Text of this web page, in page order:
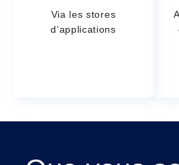
Via les stores
d’applications